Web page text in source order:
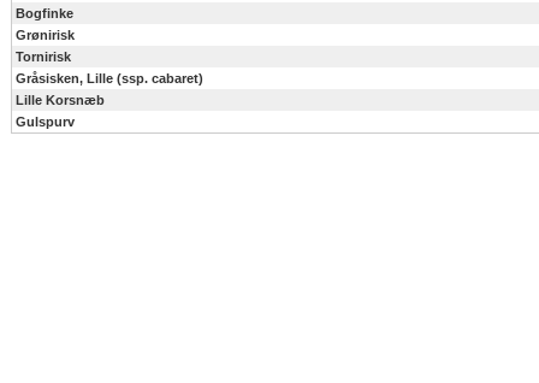
Bogfinke
Grønirisk
Tornirisk
Gråsisken, Lille (ssp. cabaret)
Lille Korsnæb
Gulspurv